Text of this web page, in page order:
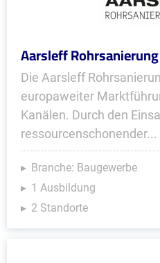
Aarsleff
Die Aarsleff
europaweiter
Kanälen. Durch den
ressourcenschonender...
Branche: Baugewerbe
1 Ausbildung
2 Standorte